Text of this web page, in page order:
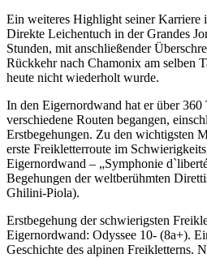
Ein weiteres Highlight seiner Karriere
Direkte Leichentuch in der Grandes
Stunden, mit anschließender
Rückkehr nach Chamonix am selben
heute nicht wiederholt wurde.
In den Eigernordwand hat er über 360
verschiedene Routen begangen,
Erstbegehungen. Zu den wichtigsten
erste Freikletterroute im
Eigernordwand – „Symphonie
Begehungen der weltberühmten
Ghilini-Piola).
Erstbegehung der schwierigsten
Eigernordwand: Odyssee 10- (8a+).
Geschichte des alpinen Freikletterns.